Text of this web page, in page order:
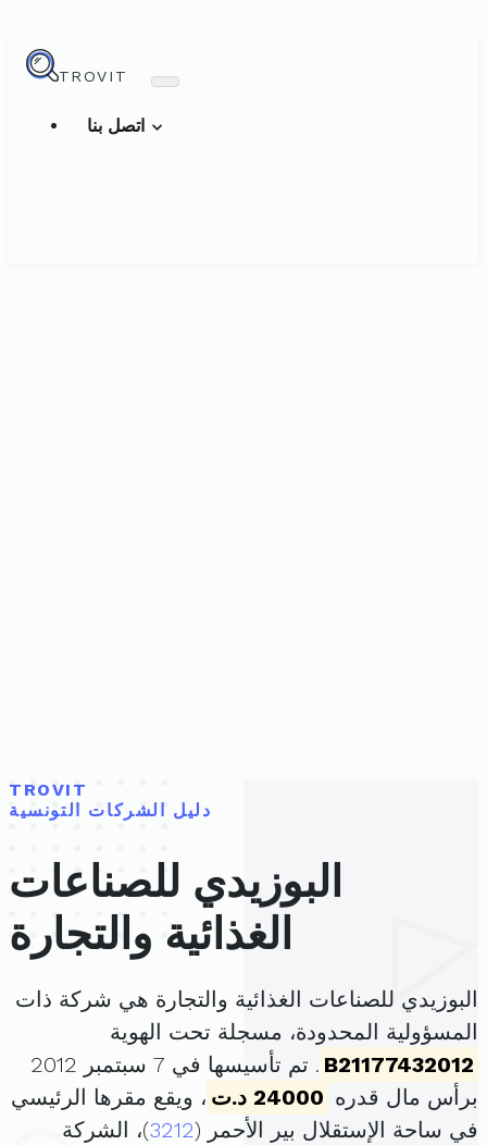
TROVIT
TROVIT
دليل الشركات التونسية
البوزيدي للصناعات
الغذائية والتجارة
البوزيدي للصناعات الغذائية والتجارة هي شركة ذات
المسؤولية المحدودة، مسجلة تحت الهوية
B21177432012
. تم تأسيسها في 7 سبتمبر 2012
برأس مال قدره 24000 د.ت
، ويقع مقرها الرئيسي
في ساحة الإستقلال بير الأحمر (3212)، الشركة